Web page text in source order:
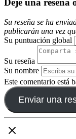
Deje una reseña
Su reseña se ha
publicarán una vez
Su puntuación global
Su reseña
Su nombre
Este comentario está
Enviar una